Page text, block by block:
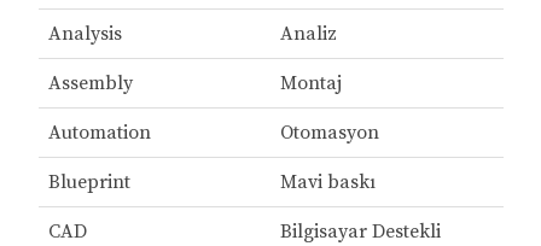
Analysis Analiz
Assembly Montaj
Automation Otomasyon
Blueprint Mavi baskı
CAD
Bilgisayar Destekli